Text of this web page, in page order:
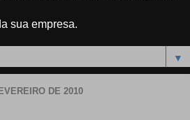
sua empresa.
▼
DE 2010